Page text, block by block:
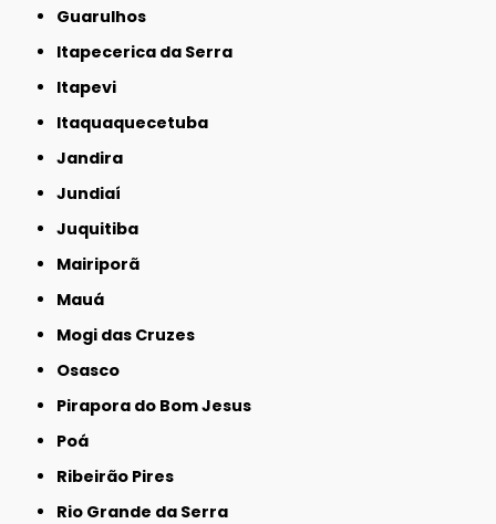
Guarulhos
Itapecerica da Serra
Itapevi
Itaquaquecetuba
Jandira
Jundiaí
Juquitiba
Mairiporã
Mauá
Mogi das Cruzes
Osasco
Pirapora do Bom Jesus
Poá
Ribeirão Pires
Rio Grande da Serra